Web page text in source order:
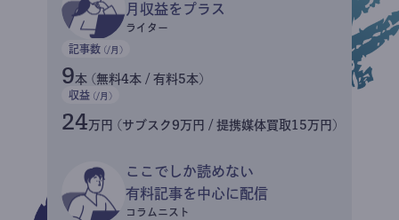
月収益をプラス
ライター
記事数 (/月)
9本 (無料4本 / 有料5本)
収益 (/月)
24万円 (サブスク9万円 / 提携媒体買取15万円)
ここでしか読めない
有料記事を中心に配信
コラムニスト